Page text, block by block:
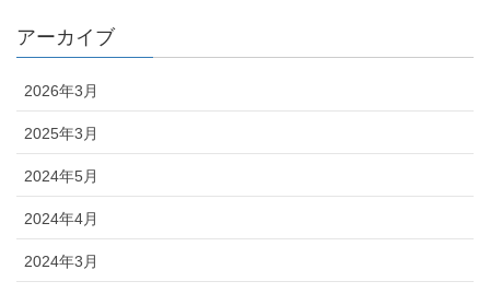
アーカイブ
2026年3月
2025年3月
2024年5月
2024年4月
2024年3月